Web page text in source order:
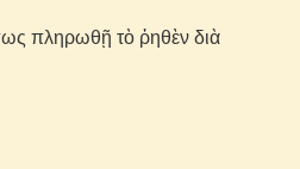
πληρωθῇ τὸ ῥηθὲν διὰ